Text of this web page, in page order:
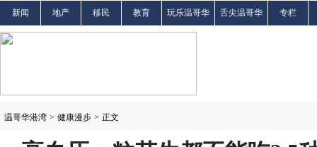
新闻 地产 移民 教育 玩乐温哥华 舌尖温哥华 专栏
温哥华港湾 > 健康漫步 > 正文